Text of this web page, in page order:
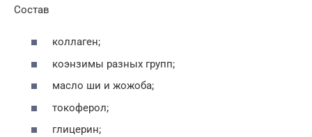
Состав
коллаген;
коэнзимы разных групп;
масло ши и жожоба;
токоферол;
глицерин;